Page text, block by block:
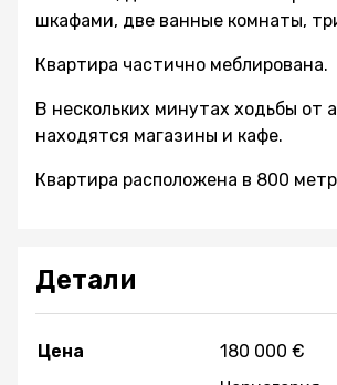
шкафами, две ванные комнаты,
Квартира частично меблирована.
В нескольких минутах ходьбы от
находятся магазины и кафе.
Квартира расположена в 800
Детали
Цена 180 000 €